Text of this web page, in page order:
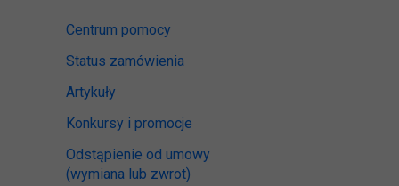
Centrum pomocy
Status zamówienia
Artykuły
Konkursy i promocje
Odstąpienie od umowy
(wymiana lub zwrot)